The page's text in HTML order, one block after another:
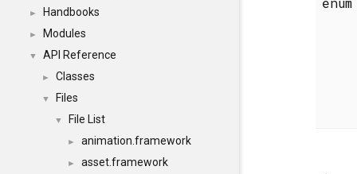
► Handbooks
► Modules
▼ API Reference
► Classes
▼ Files
▼ File List
► animation.framework
► asset.framework